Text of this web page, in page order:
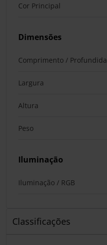
Cor Principal
Dimensões
Comprimento /
Largura
Altura
Peso
Iluminação
Iluminação / RGB
Classificações